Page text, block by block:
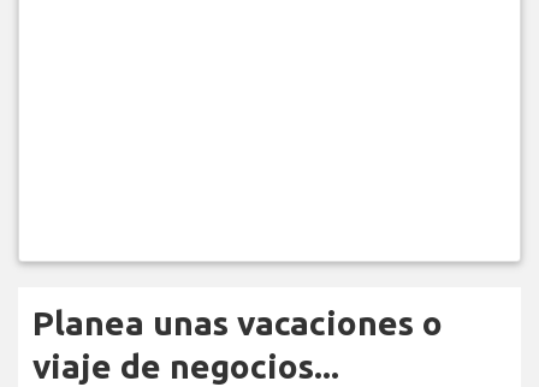
Planea unas vacaciones o
viaje de negocios...